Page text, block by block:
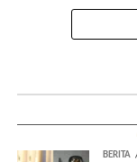
BERITA